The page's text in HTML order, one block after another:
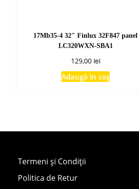
17Mb35-4 32″ Finlux 32F847 panel
LC320WXN-SBA1
129,00 lei
Adaugă în coș
Termeni și Condiții
Politica de Retur